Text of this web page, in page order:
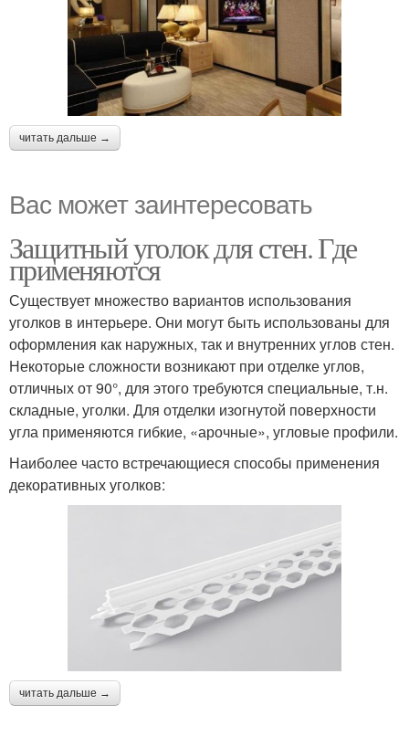
читать дальше →
Вас может заинтересовать
Защитный уголок для стен. Где
применяются
Существует множество вариантов использования
уголков в интерьере. Они могут быть использованы для
оформления как наружных, так и внутренних углов стен.
Некоторые сложности возникают при отделке углов,
отличных от 90°, для этого требуются специальные, т.н.
складные, уголки. Для отделки изогнутой поверхности
угла применяются гибкие, «арочные», угловые профили.
Наиболее часто встречающиеся способы применения
декоративных уголков:
читать дальше →